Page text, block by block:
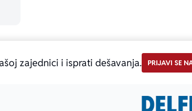
zajednici i isprati dešavanja. PRIJAVI SE